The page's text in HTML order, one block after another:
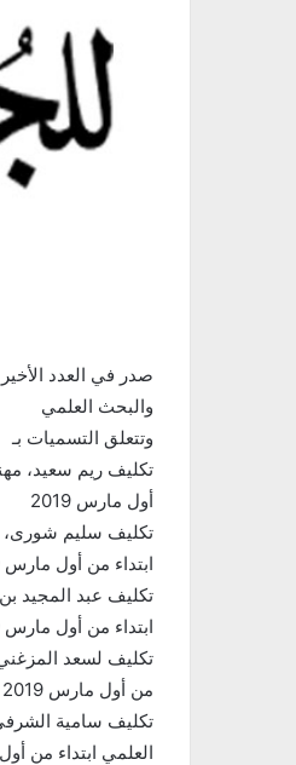
صدر في العدد
والبحث العلمي
وتتعلق التسميات بـ
تكليف ريم سعيد،
أول مارس 2019
تكليف سليم شورى،
ابتداء من أول مارس 2019
تكليف عبد المجيد بن
ابتداء من أول مارس 2019
تكليف لسعد
من أول مارس 2019
تكليف سامية
العلمي ابتداء من أول